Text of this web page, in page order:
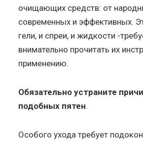
очищающих средств: от
современных и эффективных.
гели, и спреи, и жидкости -
внимательно прочитать их
применению.
Обязательно устраните
подобных пятен.
Особого ухода требует